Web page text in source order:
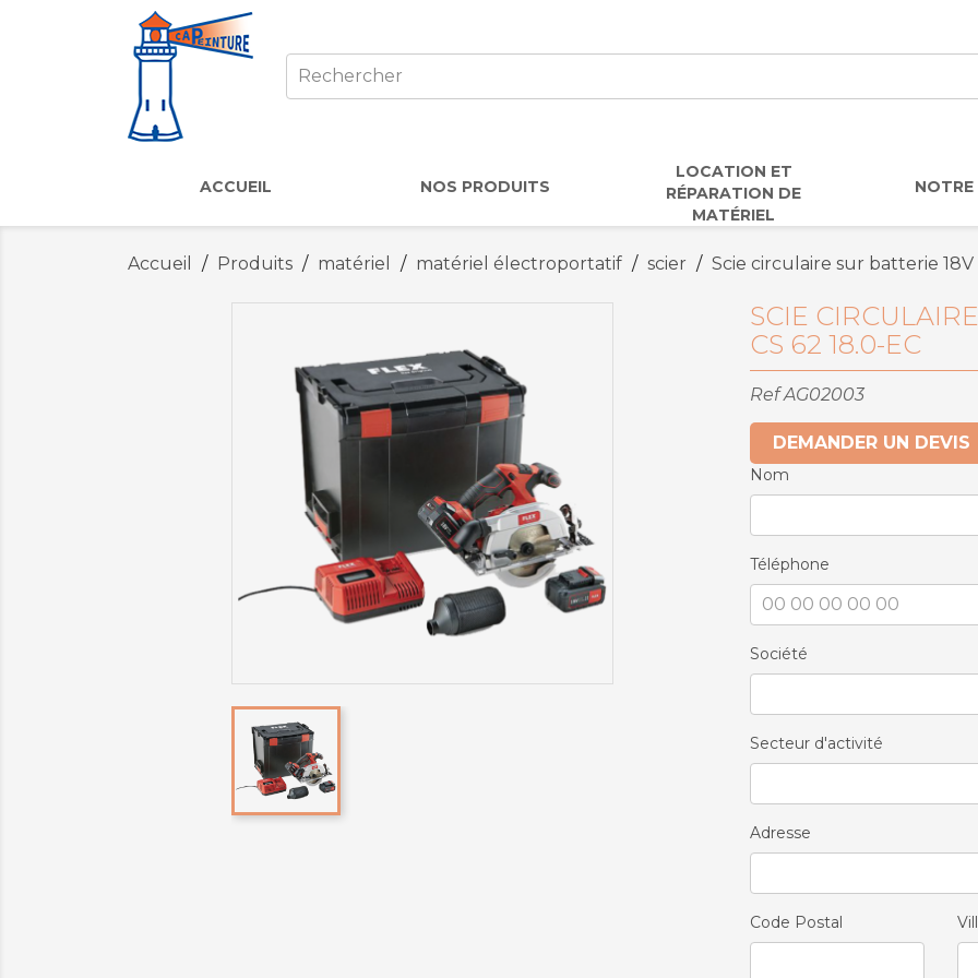
ACCUEIL NOS PRODUITS
LOCATION ET
RÉPARATION DE
MATÉRIEL
NOTRE
Accueil Produits matériel matériel électroportatif scier Scie circulaire sur batterie 18V
SCIE
CS 62 18.0-EC
Ref AG02003
DEMANDER UN DEVIS
Nom
Téléphone
Société
Secteur d'activité
Adresse
Code Postal